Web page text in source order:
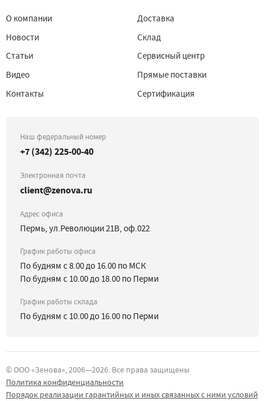
О компании
Новости
Статьи
Видео
Контакты
Доставка
Склад
Сервисный центр
Прямые поставки
Сертификация
Наш федеральный номер
+7 (342) 225-00-40
Электронная почта
client@zenova.ru
Адрес офиса
Пермь, ул.Революции 21В, оф.022
График работы офиса
По будням с 8.00 до 16.00 по МСК
По будням с 10.00 до 18.00 по Перми
График работы склада
По будням с 10.00 до 16.00 по Перми
©ООО «Зенова», 2006—2026. Все права защищены
Политика конфиденциальности
Порядок реализации гарантийных и иных связанных с ними условий